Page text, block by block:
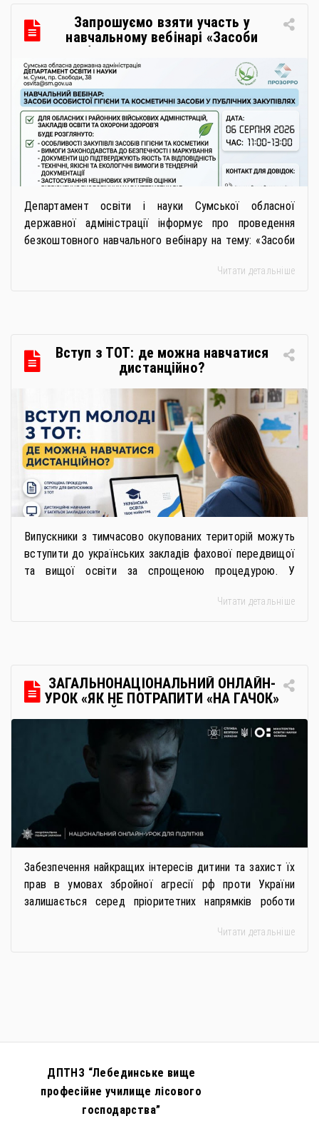
Запрошуємо взяти участь у
навчальному вебінарі «Засоби
особистої гігієни та косметичні
засоби у публічних закупівлях: як
сформувати вимоги та обрати
безпечну і якісну продукцію»
Департамент освіти і науки Сумської обласної
державної адміністрації інформує про проведення
безкоштовного навчального вебінару на тему: «Засоби
закупівлях: як сформувати вимоги та обрати безпечну і
Читати детальніше
Вступ з ТОТ: де можна навчатися
дистанційно?
Випускники з тимчасово окупованих територій можуть
вступити до українських закладів фахової передвищої
та вищої освіти за спрощеною процедурою. У
дистанційне навчання, що дає можливість здобувати
передбачає: Скористатися цією процедурою […]
Читати детальніше
ЗАГАЛЬНОНАЦІОНАЛЬНИЙ ОНЛАЙН-
УРОК «ЯК НЕ ПОТРАПИТИ «НА ГАЧОК»
РОСІЙСЬКИХ СПЕЦСЛУЖБ
Забезпечення найкращих інтересів дитини та захист їх
прав в умовах збройної агресії рф проти України
залишається серед пріоритетних напрямків роботи
застосовується метод використання дітей у
Читати детальніше
ДПТНЗ “Лебединське вище
професійне училище лісового
господарства”